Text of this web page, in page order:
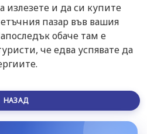
излезете и да си купите
пазар във вашия
обаче там е
че едва успявате да
НАЗАД